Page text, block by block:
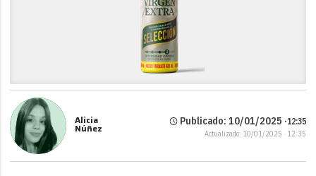
Alicia
Núñez
Publicado: 10/01/2025 ·12:35
Actualizado: 10/01/2025 · 12:35